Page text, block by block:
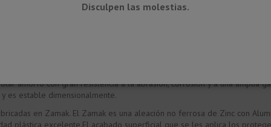
U (PVC flexible). El PVC-U facilita que el perfil se adapte al rincón
amorfo con gran resistencia a la abrasión, corrosión y a una amplia
es estable dimensionalmente.
en Zamak. El Zamak es una aleación no ferrosa de Zinc con
plástica excelente.El acabado superficial que se les aplica los
Disculpen las molestias.